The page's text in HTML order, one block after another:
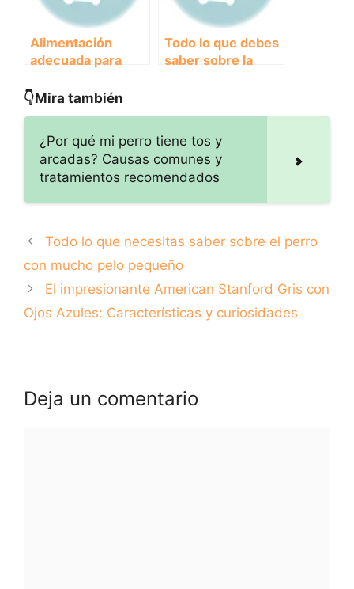
Alimentación
adecuada para
el mejor pienso
Todo lo que debes
saber sobre la
👇Mira también
¿Por qué mi perro tiene tos y
arcadas? Causas comunes y
tratamientos recomendados
Todo lo que necesitas saber sobre el perro
con mucho pelo pequeño
El impresionante American Stanford Gris con
Ojos Azules: Características y curiosidades
Deja un comentario